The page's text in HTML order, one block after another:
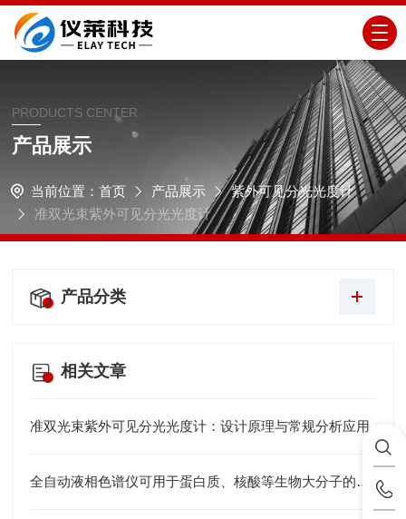
PRODUCTS CENTER
产品展示
当前位置： 首页 产品展示
紫外可见分光光度计
准双光束紫外可见分光光度计
产品分类
相关文章
准双光束紫外可见分光光度计：设计原理与常规分析应用
全自动液相色谱仪可用于蛋白质、核酸等生物大分子的分离和分析